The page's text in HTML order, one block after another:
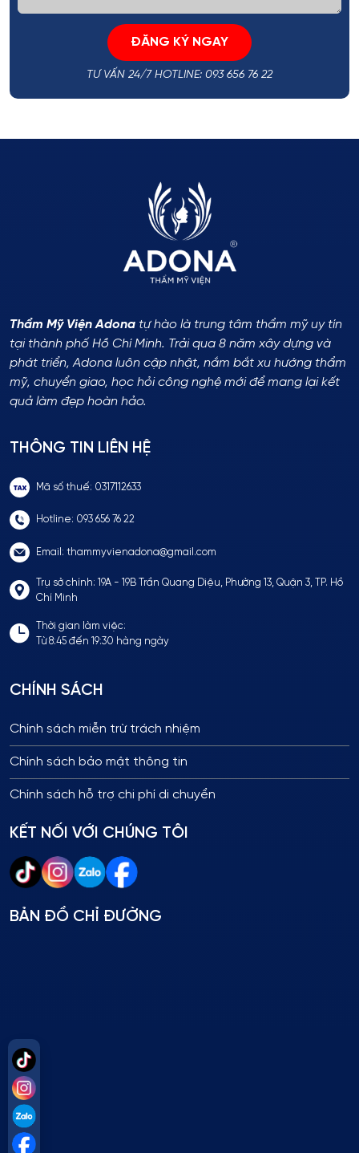
ĐĂNG KÝ NGAY
TƯ VẤN 24/7 HOTLINE: 093 656 76 22
Thẩm Mỹ Viện Adona tự hào là trung tâm thẩm mỹ uy tín
tại thành phố Hồ Chí Minh. Trải qua 8 năm xây dựng và
phát triển, Adona luôn cập nhật, nắm bắt xu hướng thẩm
mỹ, chuyển giao, học hỏi công nghệ mới để mang lại kết
quả làm đẹp hoàn hảo.
THÔNG TIN LIÊN HỆ
Mã số thuế: 0317112633
Hotline: 093 656 76 22
Email: thammyvienadona@gmail.com
Trụ sở chính: 19A - 19B Trần Quang Diệu, Phường 13, Quận 3, TP. Hồ
Chí Minh
Thời gian làm việc:
Từ 8:45 đến 19:30 hàng ngày
CHÍNH SÁCH
Chính sách miễn trừ trách nhiệm
Chính sách bảo mật thông tin
Chính sách hỗ trợ chi phí di chuyển
KẾT NỐI VỚI CHÚNG TÔI
BẢN ĐỒ CHỈ ĐƯỜNG